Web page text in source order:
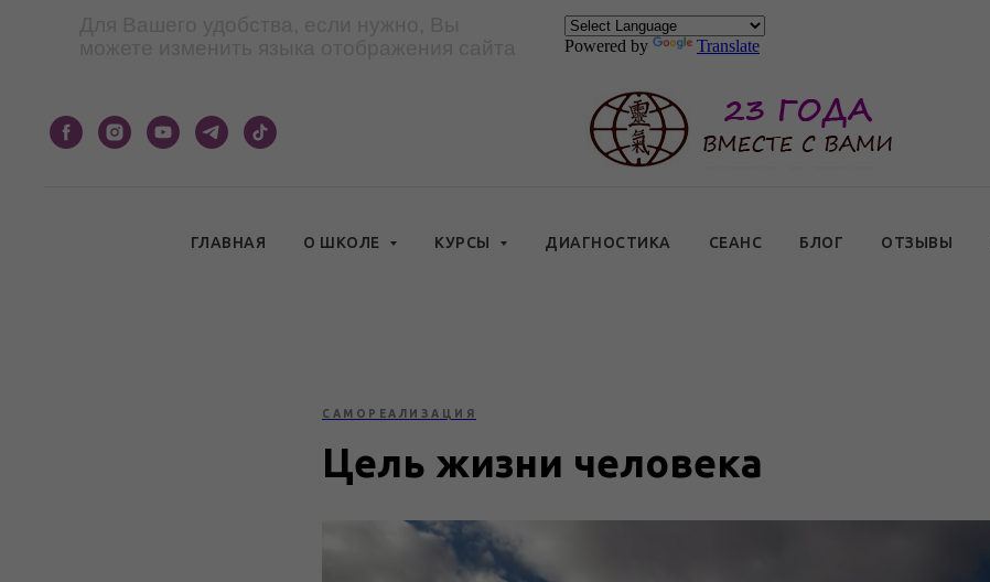
Powered by Translate
ГЛАВНАЯ О ШКОЛЕ КУРСЫ ДИАГНОСТИКА СЕАНС БЛОГ ОТЗЫВЫ
САМОРЕАЛИЗАЦИЯ
Цель жизни человека